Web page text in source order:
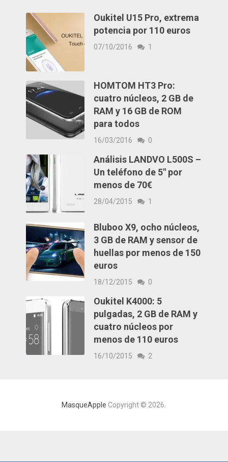
Oukitel U15 Pro, extrema
potencia por 110 euros
07/10/2016 1
HOMTOM HT3 Pro:
cuatro núcleos, 2 GB de
RAM y 16 GB de ROM
para todos
16/03/2016 0
Análisis LANDVO L500S –
Un teléfono de 5″ por
menos de 70€
28/04/2015 1
Bluboo X9, ocho núcleos,
3 GB de RAM y sensor de
huellas por menos de 150
euros
18/12/2015 0
Oukitel K4000: 5
pulgadas, 2 GB de RAM y
cuatro núcleos por
menos de 110 euros
16/10/2015 2
MasqueApple Copyright © 2026.